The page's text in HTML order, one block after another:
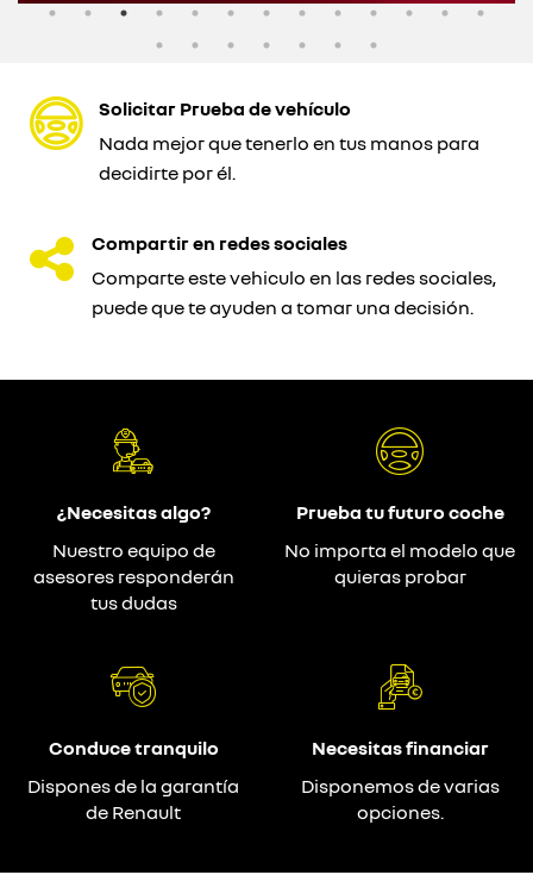
Solicitar Prueba de vehículo
Nada mejor que tenerlo en tus manos para
decidirte por él.
Compartir en redes sociales
Comparte este vehiculo en las redes sociales,
puede que te ayuden a tomar una decisión.
¿Necesitas algo?
Nuestro equipo de
asesores responderán
tus dudas
Prueba tu futuro coche
No importa el modelo que
quieras probar
Conduce tranquilo
Dispones de la garantía
de Renault
Necesitas financiar
Disponemos de varias
opciones.